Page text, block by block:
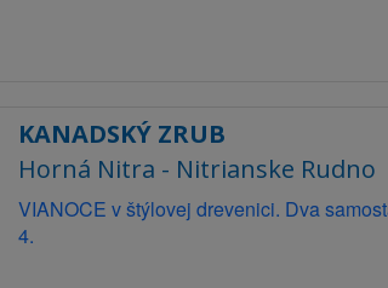
KANADSKÝ ZRUB
Horná Nitra - Nitrianske Rudno
VIANOCE v štýlovej drevenici. Dva
4.